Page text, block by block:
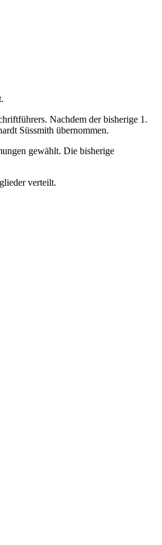
Nachdem der bisherige 1.
Süssmith übernommen.
gewählt. Die bisherige
verteilt.